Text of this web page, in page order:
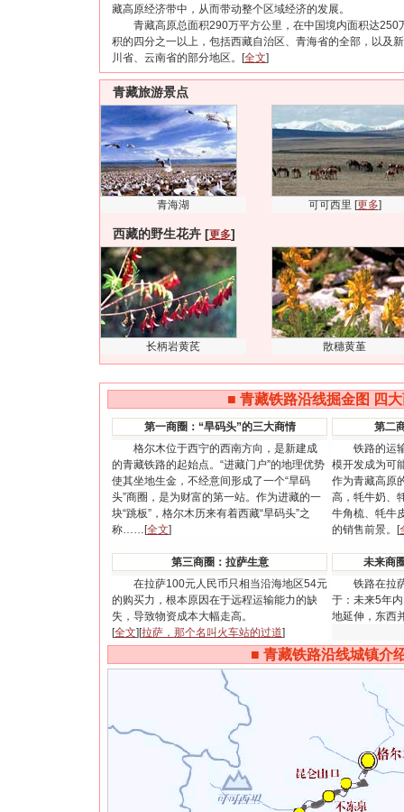
藏高原经济带中，从而带动整个区域经济的发展。
青藏高原总面积290万平方公里，在中国境内面积达250
积的四分之一以上，包括西藏自治区、青海省的全部，以及
川省、云南省的部分地区。[全文]
青藏旅游景点
青海湖 可可西里 [更多]
西藏的野生花卉 [更多]
长柄岩黄芪 散穗黄堇
■ 青藏铁路沿线掘金图 四
第一商圈：“旱码头”的三大商情
格尔木位于西宁的西南方向，是新建成
的青藏铁路的起始点。“进藏门户”的地理优势
使其坐地生金，不经意间形成了一个“旱码
头”商圈，是为财富的第一站。作为进藏的一
块“跳板”，格尔木历来有着西藏“旱码头”之
称……[全文]
第二
铁路的运输
模开发成为可
作为青藏高原
高，牦牛奶、
牛角梳、牦牛
的销售前景。[
第三商圈：拉萨生意
在拉萨100元人民币只相当沿海地区54元
的购买力，根本原因在于远程运输能力的缺
失，导致物资成本大幅走高。
[全文][拉萨，那个名叫火车站的过道]
未来商
铁路在拉萨
于：未来5年
地延伸，东西
■ 青藏铁路沿线城镇介